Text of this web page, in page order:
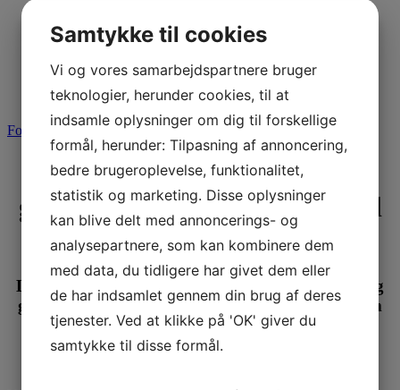
Walk-Behind gulvaskemaskiner
Kampagner
Forside /Gulvvaskere/ Diamond
Diamond Ride-on
gulvvaskemaskine fra 5950 til
7000 m2 i timen
De store områder gøres rent med kantvask, feje og
gulvvask i samme arbejdsgang. Helt op til 130 cm
vaskebredde og 240L vand.
Samtykke til cookies
Vi og vores samarbejdspartnere bruger
teknologier, herunder cookies, til at
indsamle oplysninger om dig til forskellige
formål, herunder: Tilpasning af annoncering,
bedre brugeroplevelse, funktionalitet,
statistik og marketing. Disse oplysninger
kan blive delt med annoncerings- og
analysepartnere, som kan kombinere dem
med data, du tidligere har givet dem eller
de har indsamlet gennem din brug af deres
tjenester. Ved at klikke på 'OK' giver du
samtykke til disse formål.